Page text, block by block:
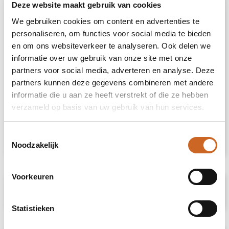
Deze website maakt gebruik van cookies
We gebruiken cookies om content en advertenties te
personaliseren, om functies voor social media te bieden
en om ons websiteverkeer te analyseren. Ook delen we
informatie over uw gebruik van onze site met onze
partners voor social media, adverteren en analyse. Deze
partners kunnen deze gegevens combineren met andere
informatie die u aan ze heeft verstrekt of die ze hebben
verzameld op basis van uw gebruik van hun services.
Noodzakelijk
Voorkeuren
Statistieken
Met een weelderig gewicht van 500 gsm
bieden deze handdoeken goede absorptie en
zachtheid. Het subtiele geometrische
patroon voegt een vleugje elegantie toe aan
je badkamerinrichting, terwijl het organische
katoenmateriaal een kwaliteitsgevoel biedt
zonder in te leveren op comfort. Elke set is
zorgvuldig verpakt in FSC®-gecertificeerde
kraftverpakking. De Organic Content
Standard (OCS) verifieert biologisch geteeld
materiaal en volgt het van bron tot
gecertificeerd biologisch katoen.